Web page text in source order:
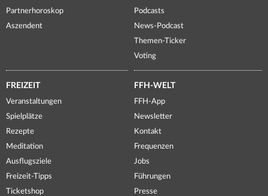
Partnerhoroskop
Aszendent
Podcasts
News-Podcast
Themen-Ticker
Voting
FREIZEIT
Veranstaltungen
Spielplätze
Rezepte
Meditation
Ausflugsziele
Freizeit-Tipps
Ticketshop
FFH-WELT
FFH-App
Newsletter
Kontakt
Frequenzen
Jobs
Führungen
Presse